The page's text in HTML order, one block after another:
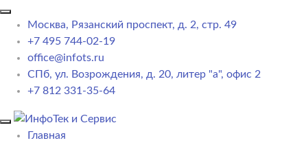
Москва, Рязанский проспект, д. 2, стр. 49
+7 495 744-02-19
office@infots.ru
СПб, ул. Возрождения, д. 20, литер "a", офис 2
+7 812 331-35-64
Главная